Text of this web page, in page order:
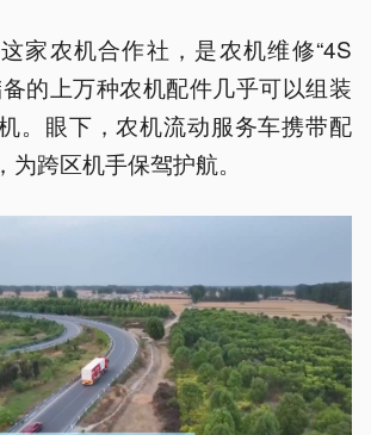
家农机合作社，是农机维修“4S
的上万种农机配件几乎可以组装
。眼下，农机流动服务车携带配
跨区机手保驾护航。